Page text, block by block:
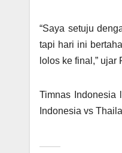
“Saya setuju
tapi hari ini
lolos ke final,” ujar
Timnas Indonesia
Indonesia vs